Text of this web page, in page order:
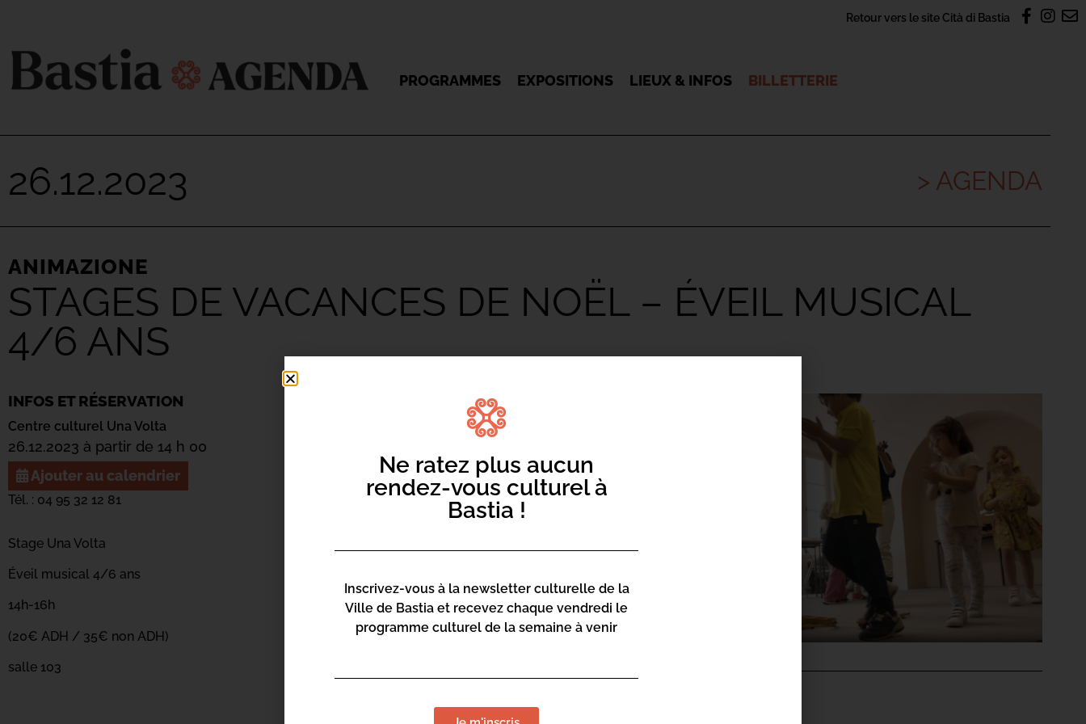
Retour vers le site Cità di Bastia
PROGRAMMES EXPOSITIONS LIEUX & INFOS BILLETTERIE
26.12.2023 > AGENDA
ANIMAZIONE
STAGES DE VACANCES DE NOËL – ÉVEIL MUSICAL
4/6 ANS
INFOS ET RÉSERVATION
Centre culturel Una Volta
26.12.2023 à partir de 14 h 00
Ajouter au calendrier
Tél. : 04 95 32 12 81
Stage Una Volta
Éveil musical 4/6 ans
14h-16h
(20€ ADH / 35€ non ADH)
salle 103
Ne ratez plus aucun
rendez-vous culturel à
Bastia !
Inscrivez-vous à la newsletter culturelle de la
Ville de Bastia et recevez chaque vendredi le
programme culturel de la semaine à venir